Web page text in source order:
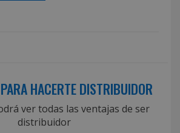
HACERTE DISTRIBUIDOR
ver todas las ventajas de ser
distribuidor